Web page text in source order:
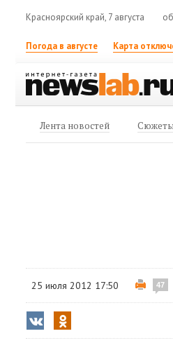
Красноярский край, 7 августа
Погода в августе Карта
Лента новостей
25 июля 2012 17:50 47